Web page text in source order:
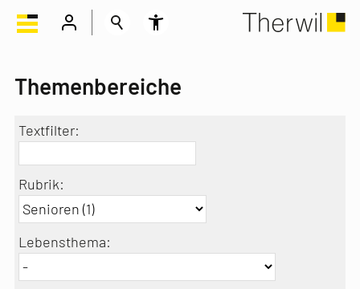
Themenbereiche
Textfilter:
Rubrik:
Lebensthema: